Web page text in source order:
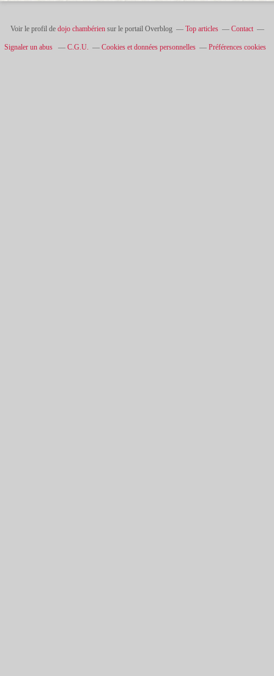
Voir le profil de dojo chambériensur le portail Overblog Top articles Contact
Signaler un abus C.G.U. Cookies et données personnelles Préférences cookies